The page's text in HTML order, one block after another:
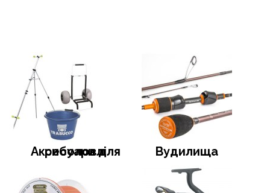
Аксесуари для риболовлі Вудилища